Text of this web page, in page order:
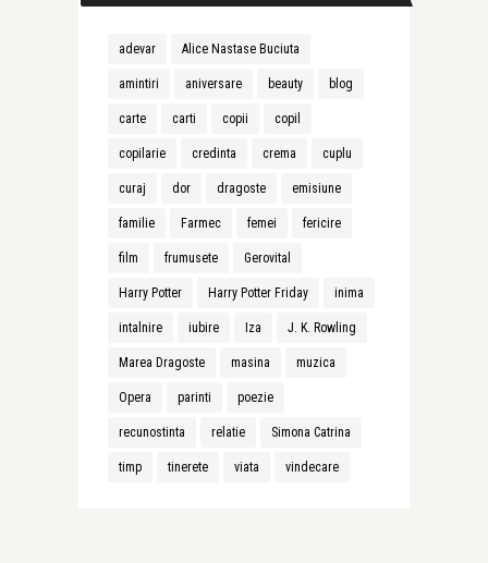
adevar Alice Nastase Buciuta
amintiri aniversare beauty blog
carte carti copii copil
copilarie credinta crema cuplu
curaj dor dragoste emisiune
familie Farmec femei fericire
film frumusete Gerovital
Harry Potter Harry Potter Friday inima
intalnire iubire Iza J. K. Rowling
Marea Dragoste masina muzica
Opera parinti poezie
recunostinta relatie Simona Catrina
timp tinerete viata vindecare